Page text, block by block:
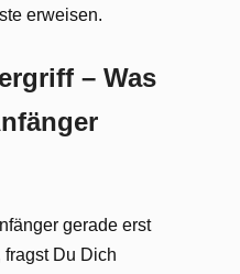
erweisen.
– Was
gerade erst
fragst Du Dich